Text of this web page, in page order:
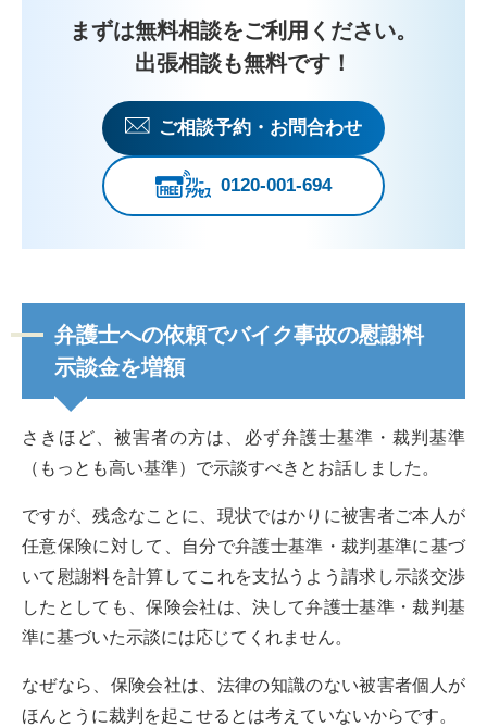
まずは無料相談をご利用ください。
出張相談も無料です！
ご相談予約・お問合わせ
0120-001-694
弁護士への依頼でバイク事故の慰謝料
示談金を増額
さきほど、被害者の方は、必ず弁護士基準・裁判基準
（もっとも高い基準）で示談すべきとお話しました。
ですが、残念なことに、現状ではかりに被害者ご本人が
任意保険に対して、自分で弁護士基準・裁判基準に基づ
いて慰謝料を計算してこれを支払うよう請求し示談交渉
したとしても、保険会社は、決して弁護士基準・裁判基
準に基づいた示談には応じてくれません。
なぜなら、保険会社は、法律の知識のない被害者個人が
ほんとうに裁判を起こせるとは考えていないからです。